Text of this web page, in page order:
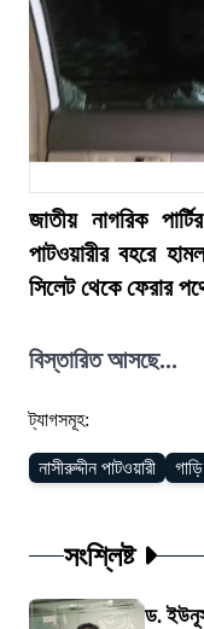
জাতীয় নাগরিক
পাটওয়ারীর বহরে
সিলেট থেকে ফেরার
বিস্তারিত আসছে...
ট্যাগসমূহ:
নাসীরুদ্দীন পাটওয়ারী গাড়ি
সংশ্লিষ্ট
ড.